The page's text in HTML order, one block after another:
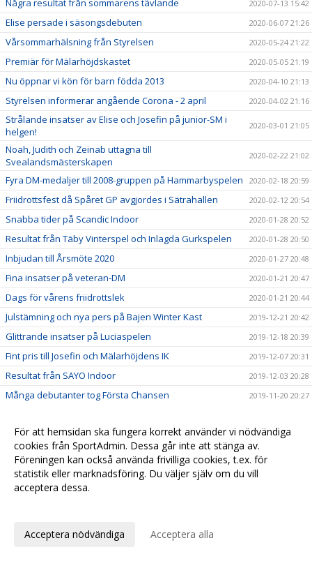
2020-07-13 15:42
Elise persade i säsongsdebuten 2020-06-07 21:26
Vårsommarhälsning från Styrelsen 2020-05-24 21:22
Premiär för Mälarhöjdskastet 2020-05-05 21:19
Nu öppnar vi kön för barn födda 2013 2020-04-10 21:13
Styrelsen informerar angående Corona - 2 april 2020-04-02 21:16
Strålande insatser av Elise och Josefin på junior-SM i
helgen!
2020-03-01 21:05
Noah, Judith och Zeinab uttagna till
Svealandsmästerskapen
2020-02-22 21:02
Fyra DM-medaljer till 2008-gruppen på Hammarbyspelen 2020-02-18 20:59
Friidrottsfest då Spåret GP avgjordes i Sätrahallen 2020-02-12 20:54
Snabba tider på Scandic Indoor 2020-01-28 20:52
Resultat från Täby Vinterspel och Inlagda Gurkspelen 2020-01-28 20:50
Inbjudan till Årsmöte 2020 2020-01-27 20:48
Fina insatser på veteran-DM 2020-01-21 20:47
Dags för vårens friidrottslek 2020-01-21 20:44
Julstämning och nya pers på Bajen Winter Kast 2019-12-21 20:42
Glittrande insatser på Luciaspelen 2019-12-18 20:39
Fint pris till Josefin och Mälarhöjdens IK 2019-12-07 20:31
Resultat från SAYO Indoor 2019-12-03 20:28
Många debutanter tog Första Chansen 2019-11-20 20:27
Fina framgångar i Tullingeloppet 2019-10-12 20:22
Guld till Ida på terräng-DM 2019-10-12 20:20
Medaljregn på Björknässpelen 2019-09-17 20:15
Vassa insatser på Brommaspelen
Friidrottsfest när Finnkampen avgjordes i strålande
För att hemsidan ska fungera korrekt använder vi nödvändiga
cookies från SportAdmin. Dessa går inte att stänga av.
Föreningen kan också använda frivilliga cookies, t.ex. för
statistik eller marknadsföring. Du väljer själv om du vill
acceptera dessa.
Acceptera nödvändiga Acceptera alla